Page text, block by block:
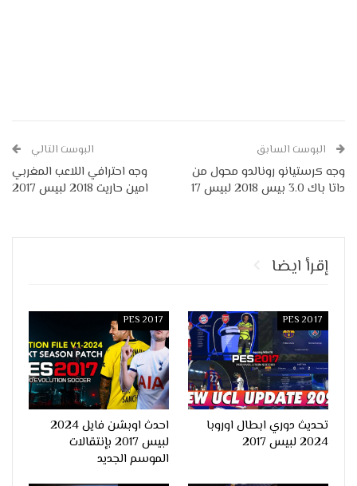
البوست السابق
وجه كرستيانو رونالدو محول من
داتا باك 3.0 بيس 2018 لبيس 17
البوست التالي
وجه احترافي اللاعب المغربي
امين حاريت 2018 لبيس 2017
إقرأ ايضا
PES 2017
تحديث دوري ابطال اوروبا
2024 لبيس 2017
PES 2017
احدث اوبشن فايل 2024
لبيس 2017 بإنتقالات
الموسم الجديد